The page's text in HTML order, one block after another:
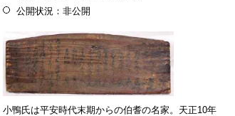
公開状況：非公開
小鴨氏は平安時代末期からの伯耆の名家。天正10年